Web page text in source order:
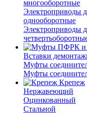
многооборотные
Электроприводы
однооборотные
Электроприводы
Вставки
Муфты
Муфты
Крепеж
Нержавеющий
Оцинкованный
Стальной